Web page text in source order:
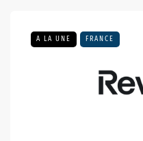
A LA UNE FRANCE